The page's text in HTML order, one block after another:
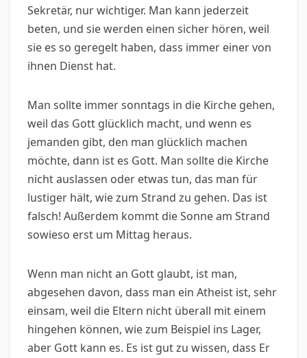
Sekretär, nur wichtiger. Man kann jederzeit
beten, und sie werden einen sicher hören, weil
sie es so geregelt haben, dass immer einer von
ihnen Dienst hat.
Man sollte immer sonntags in die Kirche gehen,
weil das Gott glücklich macht, und wenn es
jemanden gibt, den man glücklich machen
möchte, dann ist es Gott. Man sollte die Kirche
nicht auslassen oder etwas tun, das man für
lustiger hält, wie zum Strand zu gehen. Das ist
falsch! Außerdem kommt die Sonne am Strand
sowieso erst um Mittag heraus.
Wenn man nicht an Gott glaubt, ist man,
abgesehen davon, dass man ein Atheist ist, sehr
einsam, weil die Eltern nicht überall mit einem
hingehen können, wie zum Beispiel ins Lager,
aber Gott kann es. Es ist gut zu wissen, dass Er